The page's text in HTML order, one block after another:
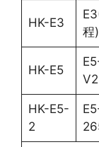
HK-E3
程)
HK-E5
V2
HK-E5-
2